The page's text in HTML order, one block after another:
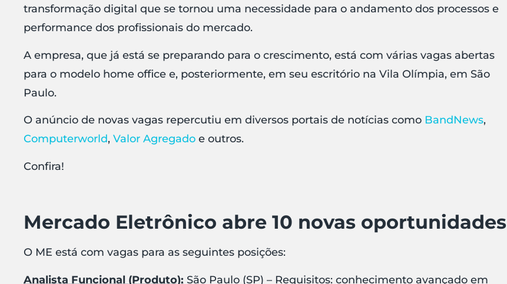
transformação digital que se tornou uma necessidade para o andamento dos processos e
performance dos profissionais do mercado.
A empresa, que já está se preparando para o crescimento, está com várias vagas abertas
para o modelo home office e, posteriormente, em seu escritório na Vila Olímpia, em São
Paulo.
O anúncio de novas vagas repercutiu em diversos portais de notícias como BandNews,
Computerworld, Valor Agregado e outros.
Confira!
Mercado Eletrônico abre 10 novas oportunidades
O ME está com vagas para as seguintes posições:
Analista Funcional (Produto): São Paulo (SP) – Requisitos: conhecimento avançado em